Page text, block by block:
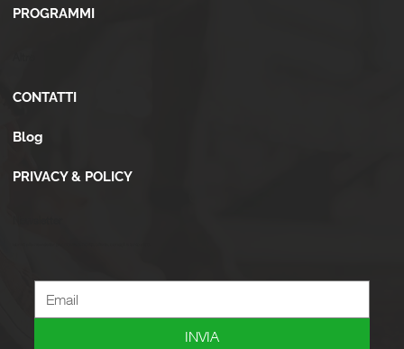
PROGRAMMI
CONTATTI
Blog
PRIVACY & POLICY
INVIA